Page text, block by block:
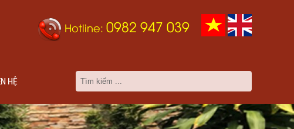
Hotline: 0982 947 039
HỆ